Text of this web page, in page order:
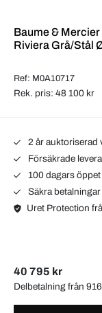
Baume & Mercier
Riviera Grå/Stål
Ref: M0A10717
Rek. pris: 48 100 kr
2 år auktoriserad
Försäkrade
100 dagars
Säkra betalningar
Uret Protection
40 795 kr
Delbetalning från